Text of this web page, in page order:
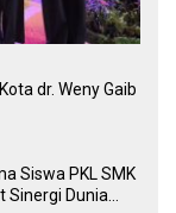
dr. Weny Gaib
Siswa PKL SMK
Sinergi Dunia